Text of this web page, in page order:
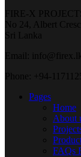
FIRE-X
No 24, Albert
Sri Lanka
Email: info@firex.lk
Phone: +94-
Pages
Home
About
FAQs